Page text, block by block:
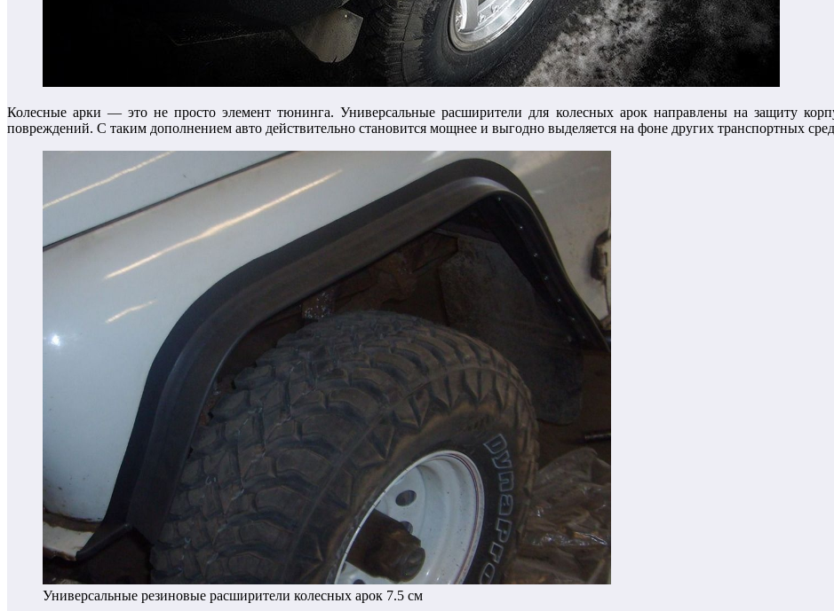
Колесные арки — это не просто элемент тюнинга. Универсальные расширители для колесных арок направлены на защиту
повреждений. С таким дополнением авто действительно становится мощнее и выгодно выделяется на фоне других транспортных
Универсальные резиновые расширители колесных арок 7.5 см